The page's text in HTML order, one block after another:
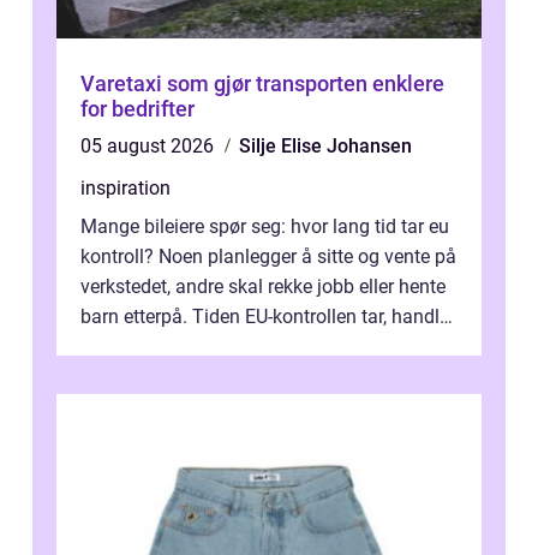
Varetaxi som gjør transporten enklere
for bedrifter
05 august 2026
Silje Elise Johansen
inspiration
Mange bileiere spør seg: hvor lang tid tar eu
kontroll? Noen planlegger å sitte og vente på
verkstedet, andre skal rekke jobb eller hente
barn etterpå. Tiden EU-kontrollen tar, handler